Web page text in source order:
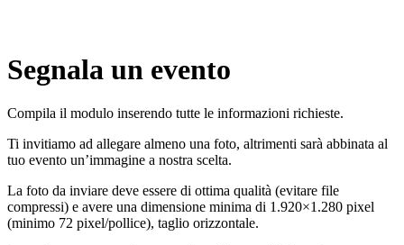
Segnala un evento
Compila il modulo inserendo tutte le informazioni richieste.
Ti invitiamo ad allegare almeno una foto, altrimenti sarà abbinata al
tuo evento un’immagine a nostra scelta.
La foto da inviare deve essere di ottima qualità (evitare file
compressi) e avere una dimensione minima di 1.920×1.280 pixel
(minimo 72 pixel/pollice), taglio orizzontale.